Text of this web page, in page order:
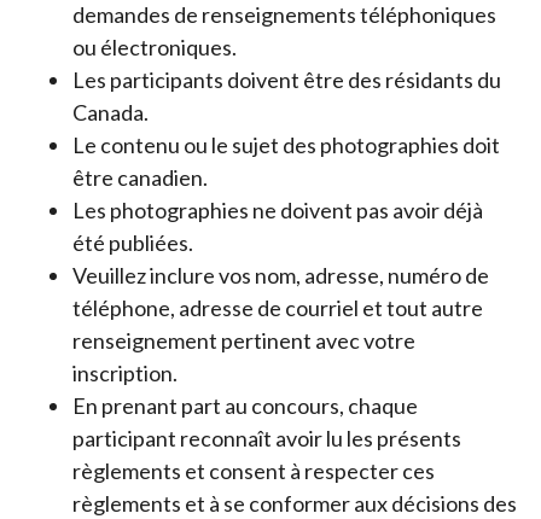
demandes de renseignements téléphoniques
ou électroniques.
Les participants doivent être des résidants du
Canada.
Le contenu ou le sujet des photographies doit
être canadien.
Les photographies ne doivent pas avoir déjà
été publiées.
Veuillez inclure vos nom, adresse, numéro de
téléphone, adresse de courriel et tout autre
renseignement pertinent avec votre
inscription.
En prenant part au concours, chaque
participant reconnaît avoir lu les présents
règlements et consent à respecter ces
règlements et à se conformer aux décisions des